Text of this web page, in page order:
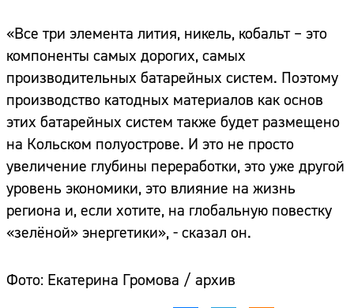
«Все три элемента лития, никель, кобальт – это
компоненты самых дорогих, самых
производительных батарейных систем. Поэтому
производство катодных материалов как основ
этих батарейных систем также будет размещено
на Кольском полуострове. И это не просто
увеличение глубины переработки, это уже другой
уровень экономики, это влияние на жизнь
региона и, если хотите, на глобальную повестку
«зелёной» энергетики», - сказал он.
Фото: Екатерина Громова / архив